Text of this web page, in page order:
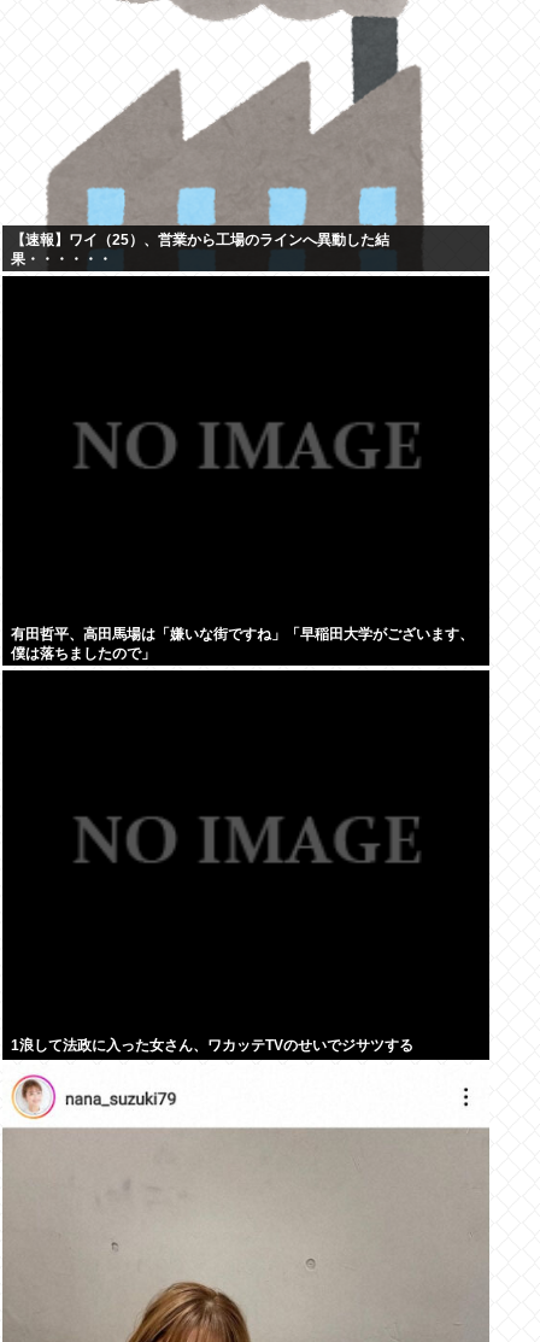
【速報】ワイ（25）、営業から工場のラインへ異動した結
果・・・・・・
有田哲平、高田馬場は「嫌いな街ですね」「早稲田大学がございます、
僕は落ちましたので」
1浪して法政に入った女さん、ワカッテTVのせいでジサツする